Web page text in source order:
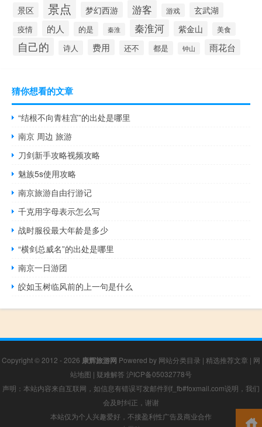
景区
景点 梦幻西游 游客 游戏 玄武湖
疫情 的人 的是 秦淮 秦淮河 紫金山 美食
自己的 诗人 费用 还不 都是 钟山 雨花台
猜你想看的文章
“结根不向青桂宫”的出处是哪里
南京 周边 旅游
刀剑新手攻略视频攻略
魅族5s使用攻略
南京旅游自由行游记
千克用字母表示怎么写
战时服役最大年龄是多少
“横剑总威名”的出处是哪里
南京一日游团
皎如玉树临风前的上一句是什么
Copyright © 2012 - 2026 康辉旅游网 Powered by 网站分类目录 | 精选推荐文章 | 网
站地图 | 疑难解答 沪ICP备05032778号
声明：本站内容来自互联网，如信息有错误可发邮件到f_fb#foxmail.com说明，我们
会及时纠正，谢谢
本站仅为个人兴趣爱好，不接盈利性广告及商业合作